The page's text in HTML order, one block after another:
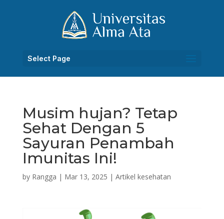
Select Page
Musim hujan? Tetap
Sehat Dengan 5
Sayuran Penambah
Imunitas Ini!
by Rangga | Mar 13, 2025 | Artikel kesehatan